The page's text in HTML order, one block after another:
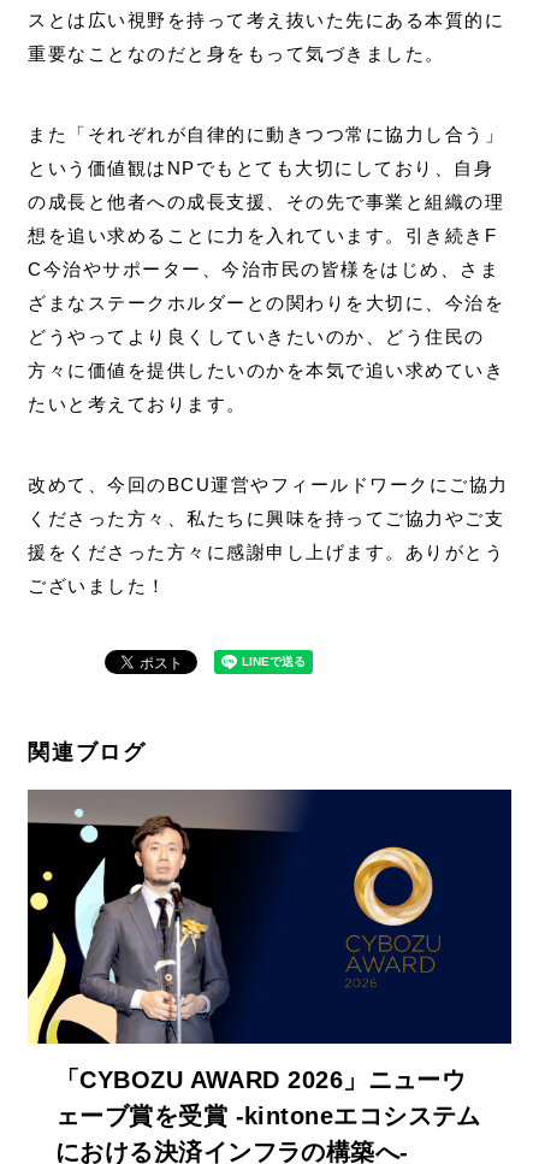
スとは広い視野を持って考え抜いた先にある本質的に
重要なことなのだと身をもって気づきました。
また「それぞれが自律的に動きつつ常に協力し合う」
という価値観はNPでもとても大切にしており、自身
の成長と他者への成長支援、その先で事業と組織の理
想を追い求めることに力を入れています。引き続きF
C今治やサポーター、今治市民の皆様をはじめ、さま
ざまなステークホルダーとの関わりを大切に、今治を
どうやってより良くしていきたいのか、どう住民の
方々に価値を提供したいのかを本気で追い求めていき
たいと考えております。
改めて、今回のBCU運営やフィールドワークにご協力
くださった方々、私たちに興味を持ってご協力やご支
援をくださった方々に感謝申し上げます。ありがとう
ございました！
関連ブログ
「CYBOZU AWARD 2026」ニューウ
ェーブ賞を受賞 -kintoneエコシステム
における決済インフラの構築へ-